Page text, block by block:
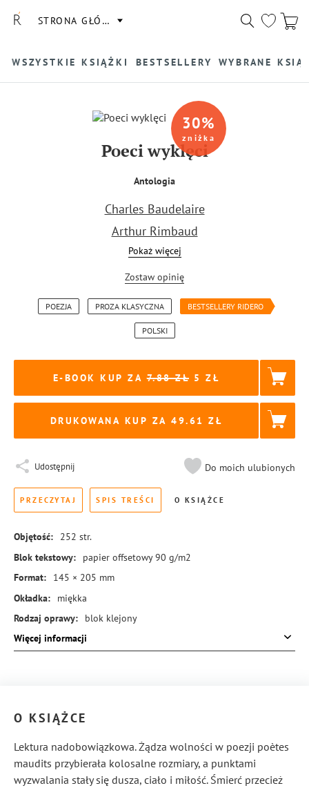
STRONA GŁÓWNA
WSZYSTKIE KSIĄŻKI BESTSELLERY WYBRANE
30%
zniżka
Poeci wyklęci
Antologia
Charles Baudelaire
Arthur Rimbaud
Paul Verlaine
Pokaż więcej
Zostaw opinię
POEZJA PROZA KLASYCZNA BESTSELLERY RIDERO
POLSKI
E-BOOK KUP ZA 7.88 5
DRUKOWANA KUP ZA 49.61
Udostępnij Do moich ulubionych
PRZECZYTAJ SPIS TREŚCI O KSIĄŻCE
Objętość: 252 str.
Blok tekstowy:
papier offsetowy 90 g/m2
Format:
145 × 205 mm
Okładka:
miękka
Rodzaj oprawy:
blok klejony
ISBN:
978-83-8245-994-4
Więcej informacji
O KSIĄŻCE
Lektura nadobowiązkowa. Żądza wolności w poezji poètes
maudits przybierała kolosalne rozmiary, a punktami
wyzwalania stały się dusza, ciało i miłość. Śmierć przecież